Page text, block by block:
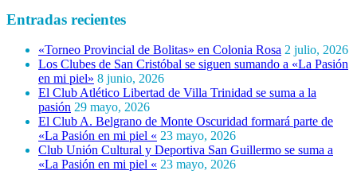
Entradas recientes
«Torneo Provincial de Bolitas» en Colonia Rosa 2 julio, 2026
Los Clubes de San Cristóbal se siguen sumando a «La Pasión
en mi piel» 8 junio, 2026
El Club Atlético Libertad de Villa Trinidad se suma a la
pasión 29 mayo, 2026
El Club A. Belgrano de Monte Oscuridad formará parte de
«La Pasión en mi piel « 23 mayo, 2026
Club Unión Cultural y Deportiva San Guillermo se suma a
«La Pasión en mi piel « 23 mayo, 2026